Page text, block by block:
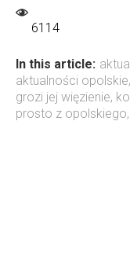
6114
In this article:
aktualności opolskie,
grozi jej więzienie,
prosto z opolskiego,